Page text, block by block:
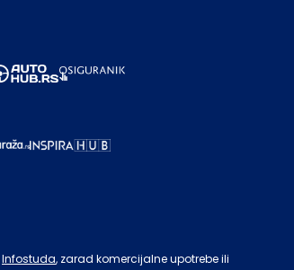
Infostuda, zarad komercijalne upotrebe ili